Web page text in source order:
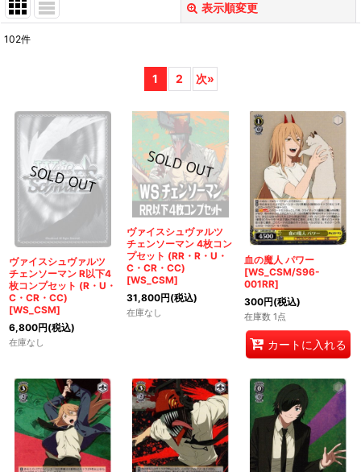
表示順変更
並び順
絞り込む
102件
1 2 次»
ヴァイスシュヴァルツ
チェンソーマン R以下4
枚コンプセット (R・U・
C・CR・CC)
[WS_CSM]
6,800円(税込)
在庫なし
ヴァイスシュヴァルツ
チェンソーマン 4枚コン
プセット (RR・R・U・
C・CR・CC)
[WS_CSM]
31,800円(税込)
在庫なし
血の魔人 パワー
[WS_CSM/S96-
001RR]
300円(税込)
在庫数 1点
カートに入れる